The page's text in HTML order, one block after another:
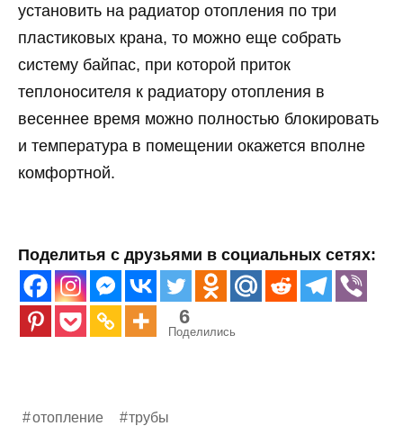
установить на радиатор отопления по три
пластиковых крана, то можно еще собрать
систему байпас, при которой приток
теплоносителя к радиатору отопления в
весеннее время можно полностью блокировать
и температура в помещении окажется вполне
комфортной.
Поделитья с друзьями в социальных сетях:
6
Поделились
отопление трубы